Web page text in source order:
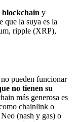
blockchain y
que la suya es la
ripple (XRP),
pueden funcionar
no tienen su
más generosa es
chainlink o
(nash y gas) o